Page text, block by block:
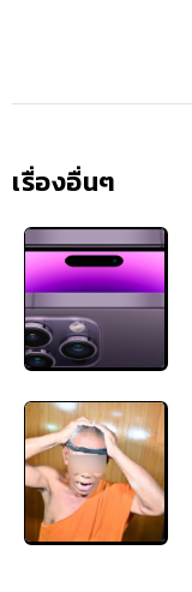
เรื่องอื่นๆ